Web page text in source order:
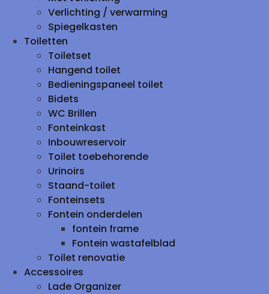
Verlichting / verwarming
Spiegelkasten
Toiletten
Toiletset
Hangend toilet
Bedieningspaneel toilet
Bidets
WC Brillen
Fonteinkast
Inbouwreservoir
Toilet toebehorende
Urinoirs
Staand-toilet
Fonteinsets
Fontein onderdelen
fontein frame
Fontein wastafelblad
Toilet renovatie
Accessoires
Lade Organizer